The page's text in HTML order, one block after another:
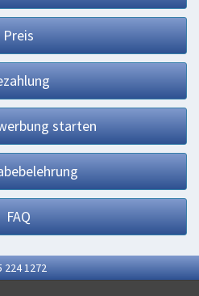
Preis
starten
FAQ
224 1272